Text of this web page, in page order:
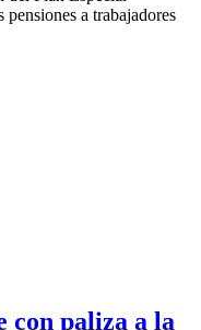
a trabajadores
con paliza a la